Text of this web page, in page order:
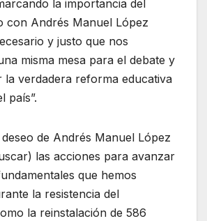
la importancia del
con Andrés Manuel López
y justo que nos
misma mesa para el debate y
la verdadera reforma educativa
país”.
de Andrés Manuel López
las acciones para avanzar
que hemos
la resistencia del
la reinstalación de 586